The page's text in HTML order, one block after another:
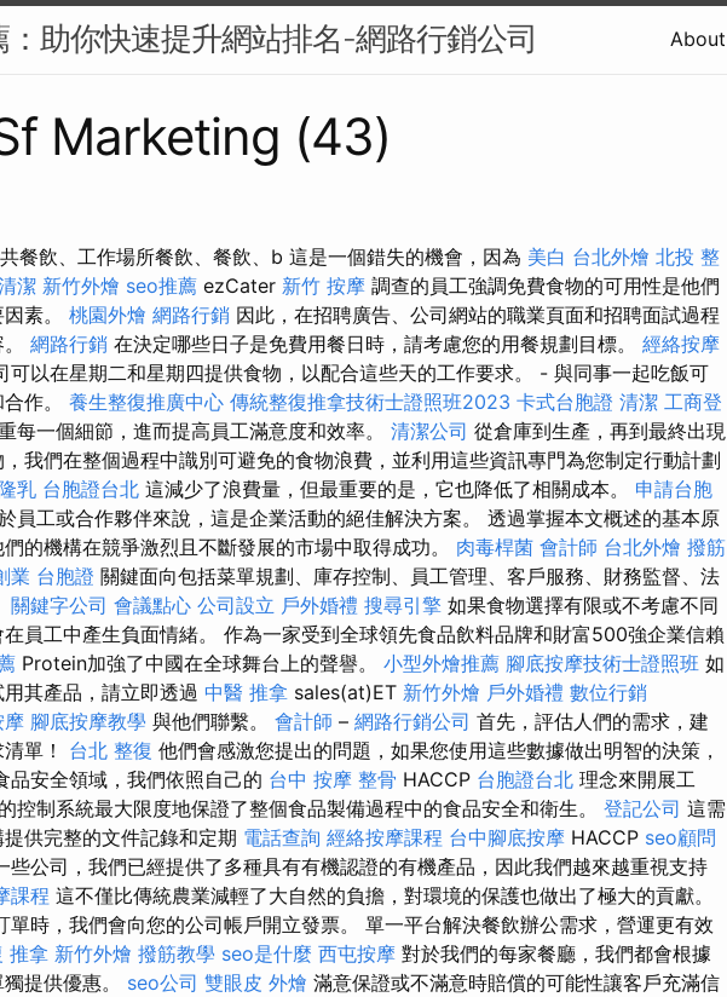
：助你快速提升網站排名-網路行銷公司 About
Marketing (43)
餐飲、工作場所餐飲、餐飲、b 這是一個錯失的機會，因為 美白 台北外燴 北投 整
潔 新竹外燴 seo推薦 ezCater 新竹 按摩 調查的員工強調免費食物的可用性是他們
素。 桃園外燴 網路行銷 因此，在招聘廣告、公司網站的職業頁面和招聘面試過程
網路行銷 在決定哪些日子是免費用餐日時，請考慮您的用餐規劃目標。 經絡按摩
可以在星期二和星期四提供食物，以配合這些天的工作要求。 - 與同事一起吃飯可
作。 養生整復推廣中心 傳統整復推拿技術士證照班2023 卡式台胞證 清潔 工商登
每一個細節，進而提高員工滿意度和效率。 清潔公司 從倉庫到生產，再到最終出現
我們在整個過程中識別可避免的食物浪費，並利用這些資訊專門為您制定行動計劃
乳 台胞證台北 這減少了浪費量，但最重要的是，它也降低了相關成本。 申請台胞
員工或合作夥伴來說，這是企業活動的絕佳解決方案。 透過掌握本文概述的基本原
的機構在競爭激烈且不斷發展的市場中取得成功。 肉毒桿菌 會計師 台北外燴 撥筋
業 台胞證 關鍵面向包括菜單規劃、庫存控制、員工管理、客戶服務、財務監督、法
關鍵字公司 會議點心 公司設立 戶外婚禮 搜尋引擎 如果食物選擇有限或不考慮不同
員工中產生負面情緒。 作為一家受到全球領先食品飲料品牌和財富500強企業信賴
Protein加強了中國在全球舞台上的聲譽。 小型外燴推薦 腳底按摩技術士證照班 如
其產品，請立即透過 中醫 推拿 sales(at)ET 新竹外燴 戶外婚禮 數位行銷
摩 腳底按摩教學 與他們聯繫。 會計師 – 網路行銷公司 首先，評估人們的需求，建
單！ 台北 整復 他們會感激您提出的問題，如果您使用這些數據做出明智的決策，
品安全領域，我們依照自己的 台中 按摩 整骨 HACCP 台胞證台北 理念來開展工
控制系統最大限度地保證了整個食品製備過程中的食品安全和衛生。 登記公司 這需
供完整的文件記錄和定期 電話查詢 經絡按摩課程 台中腳底按摩 HACCP seo顧問
些公司，我們已經提供了多種具有有機認證的有機產品，因此我們越來越重視支持
課程 這不僅比傳統農業減輕了大自然的負擔，對環境的保護也做出了極大的貢獻。
單時，我們會向您的公司帳戶開立發票。 單一平台解決餐飲辦公需求，營運更有效
推拿 新竹外燴 撥筋教學 seo是什麼 西屯按摩 對於我們的每家餐廳，我們都會根據
提供優惠。 seo公司 雙眼皮 外燴 滿意保證或不滿意時賠償的可能性讓客戶充滿信